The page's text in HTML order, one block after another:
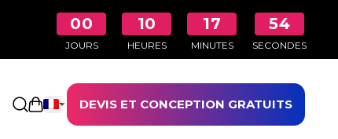
00
JOURS
10
HEURES
17
MINUTES
53
SECONDES
Ouvrir le panierDEVIS ET CONCEPTION GRATUITS